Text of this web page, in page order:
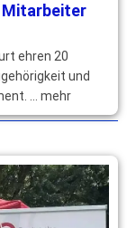
Mitarbeiter
ehren 20
und
… mehr